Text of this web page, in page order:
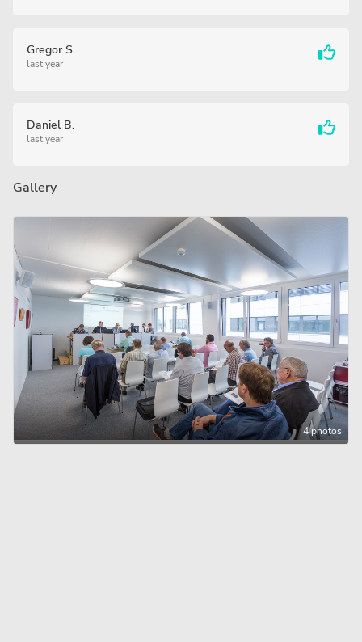
Gregor S.
last year
Daniel B.
last year
Gallery
4 photos